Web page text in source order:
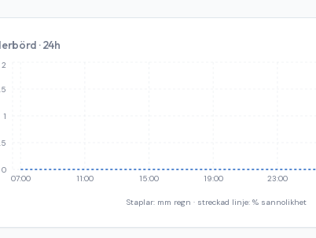
· 24h
07:00 11:00 15:00 19:00 23:00
0
1
2
Staplar: mm regn · streckad linje: % sannolikhet